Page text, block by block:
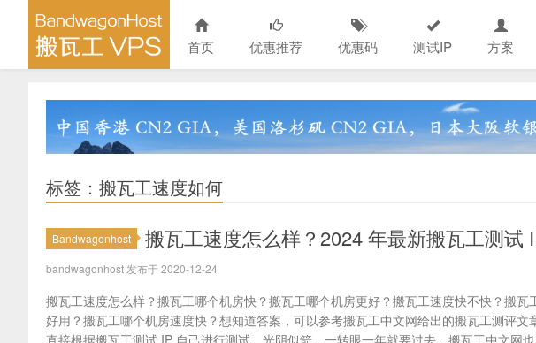
首页 优惠推荐 优惠码 测试IP 方案
标签：搬瓦工速度如何
Bandwagonhost 搬瓦工速度怎么样？2024 年最新搬瓦工测试
bandwagonhost 发布于 2020-12-24
搬瓦工速度怎么样？搬瓦工哪个机房快？搬瓦工哪个机房更好？搬瓦工速度快不快？搬瓦
好用？搬瓦工哪个机房速度快？想知道答案，可以参考搬瓦工中文网给出的搬瓦工测评文